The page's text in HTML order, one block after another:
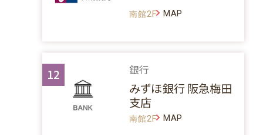
南館2F MAP
12 銀行
みずほ銀行 阪急梅田
支店
南館2F MAP